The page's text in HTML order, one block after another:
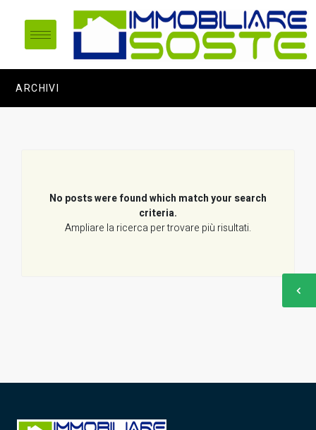
ARCHIVI
No posts were found which match your search
criteria.
Ampliare la ricerca per trovare più risultati.